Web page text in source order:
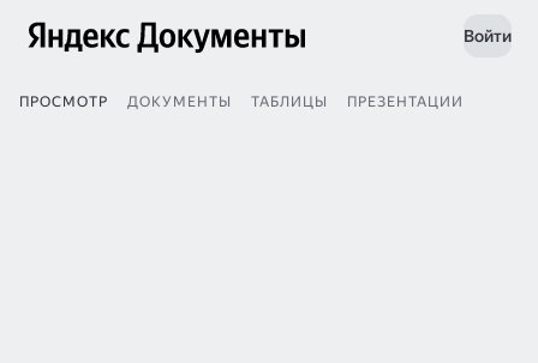
Войти
ПРОСМОТР ДОКУМЕНТЫ ТАБЛИЦЫ ПРЕЗЕНТАЦИИ